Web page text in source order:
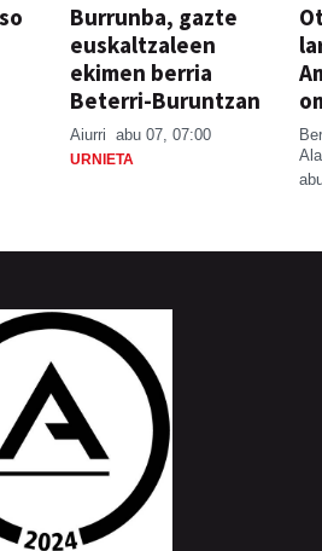
Burrunba, gazte
euskaltzaleen
ekimen berria
Beterri-Buruntzan
Aiurri abu 07, 07:00
URNIETA